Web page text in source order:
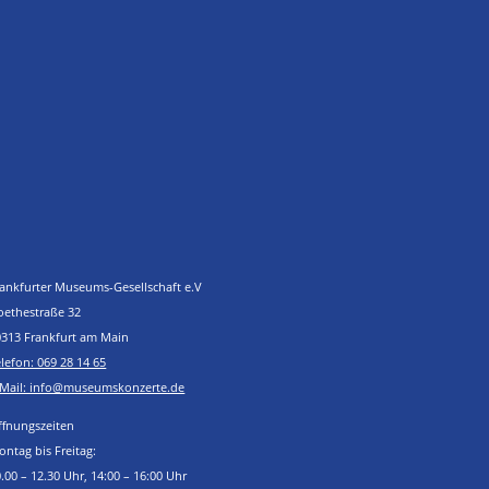
Museums-Gesellschaft e.V
32
Frankfurt am Main
069 28 14 65
info@museumskonzerte.de
bis Freitag:
– 12.30 Uhr, 14:00 – 16:00 Uhr